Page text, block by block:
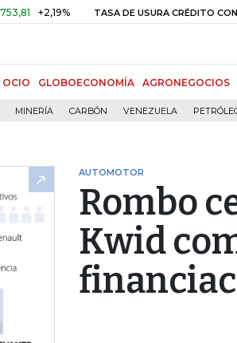
+2,19% TASA DE USURA CRÉDITO CONSUMO
OCIO GLOBOECONOMÍA AGRONEGOCIOS
MINERÍA CARBÓN VENEZUELA
AUTOMOTOR
Rombo
Kwid